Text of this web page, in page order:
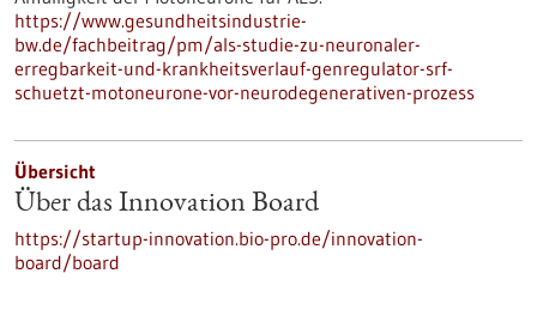
https://www.gesundheitsindustrie-
bw.de/fachbeitrag/pm/als-studie-zu-neuronaler-
erregbarkeit-und-krankheitsverlauf-genregulator-srf-
schuetzt-motoneurone-vor-neurodegenerativen-prozess
Übersicht
Über das Innovation Board
https://startup-innovation.bio-pro.de/innovation-
board/board